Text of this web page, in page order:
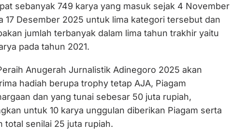
sebanyak 749 karya yang masuk sejak 4 November
17 Desember 2025 untuk lima kategori tersebut dan
jumlah terbanyak dalam lima tahun trakhir yaitu
pada tahun 2021.
Anugerah Jurnalistik Adinegoro 2025 akan
hadiah berupa trophy tetap AJA, Piagam
dan yang tunai sebesar 50 juta rupiah,
untuk 10 karya unggulan diberikan Piagam serta
total senilai 25 juta rupiah.